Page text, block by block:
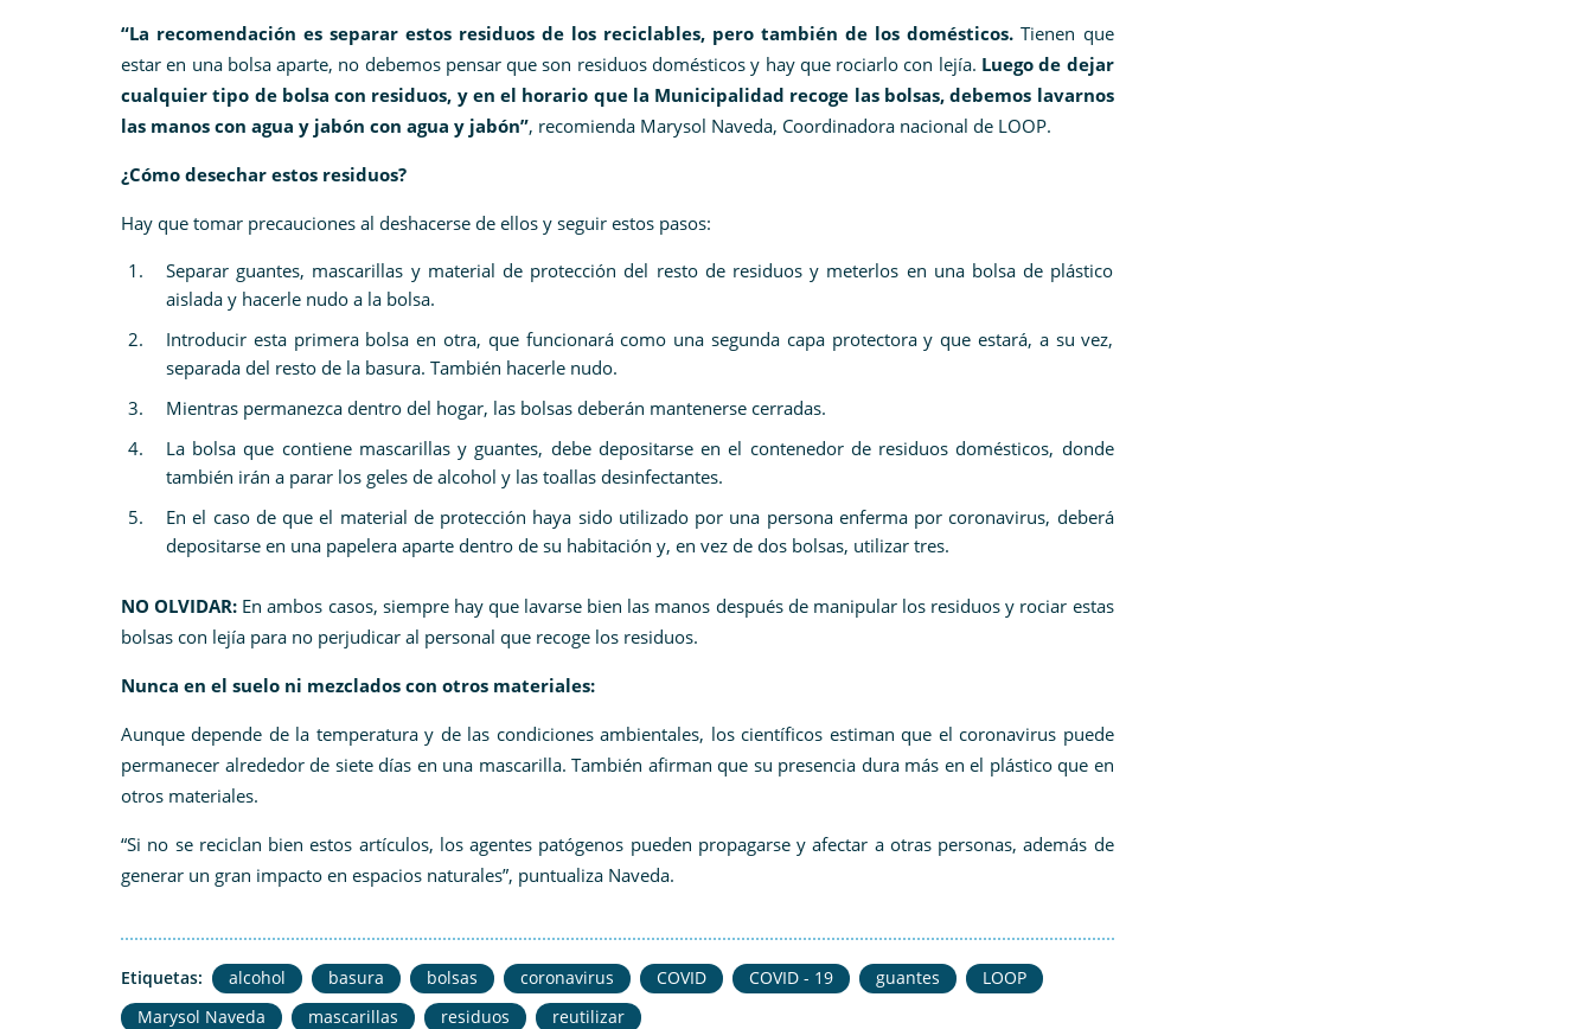
“La recomendación es separar estos residuos de los reciclables, pero también de los domésticos.Tienen que
estar en una bolsa aparte, no debemos pensar que son residuos domésticos y hay que rociarlo con lejía. Luego de dejar
cualquier tipo de bolsa con residuos, y en el horario que la Municipalidad recoge las bolsas, debemos lavarnos
las manos con agua y jabón con agua y jabón”, recomienda Marysol Naveda, Coordinadora nacional de LOOP.
¿Cómo desechar estos residuos?
Hay que tomar precauciones al deshacerse de ellos y seguir estos pasos:
Separar guantes, mascarillas y material de protección del resto de residuos y meterlos en una bolsa de plástico
aislada y hacerle nudo a la bolsa.
Introducir esta primera bolsa en otra, que funcionará como una segunda capa protectora y que estará, a su vez,
separada del resto de la basura. También hacerle nudo.
Mientras permanezca dentro del hogar, las bolsas deberán mantenerse cerradas.
La bolsa que contiene mascarillas y guantes, debe depositarse en el contenedor de residuos domésticos, donde
también irán a parar los geles de alcohol y las toallas desinfectantes.
En el caso de que el material de protección haya sido utilizado por una persona enferma por coronavirus, deberá
depositarse en una papelera aparte dentro de su habitación y, en vez de dos bolsas, utilizar tres.
NO OLVIDAR: En ambos casos, siempre hay que lavarse bien las manos después de manipular los residuos y rociar estas
bolsas con lejía para no perjudicar al personal que recoge los residuos.
Nunca en el suelo ni mezclados con otros materiales:
Aunque depende de la temperatura y de las condiciones ambientales, los científicos estiman que el coronavirus puede
permanecer alrededor de siete días en una mascarilla. También afirman que su presencia dura más en el plástico que en
otros materiales.
“Si no se reciclan bien estos artículos, los agentes patógenos pueden propagarse y afectar a otras personas, además de
generar un gran impacto en espacios naturales”, puntualiza Naveda.
Etiquetas: alcohol basura bolsas coronavirus COVID COVID - 19 guantes
LOOP
Marysol Naveda
mascarillas residuos reutilizar